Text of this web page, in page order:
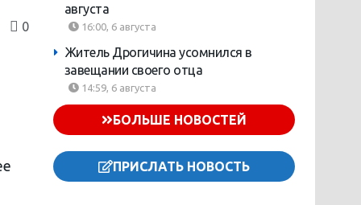
0
августа
16:00, 6 августа
Житель Дрогичина усомнился в
завещании своего отца
14:59, 6 августа
БОЛЬШЕ НОВОСТЕЙ
ПРИСЛАТЬ НОВОСТЬ